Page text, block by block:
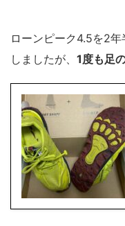
ローンピーク4.5を2
しましたが、 1度も足